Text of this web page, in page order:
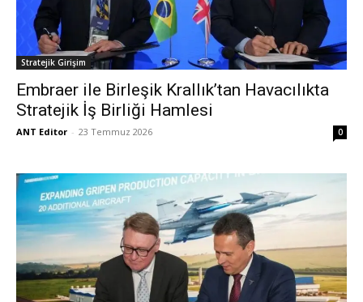
Stratejik Girişim
Embraer ile Birleşik Krallık’tan Havacılıkta
Stratejik İş Birliği Hamlesi
ANT Editor - 23 Temmuz 2026 0